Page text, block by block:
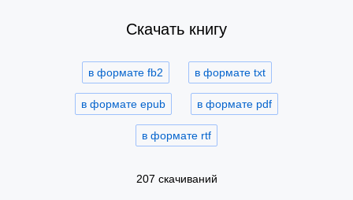
Скачать книгу
в формате fb2 в формате txt
в формате epub в формате pdf
в формате rtf
207 скачиваний